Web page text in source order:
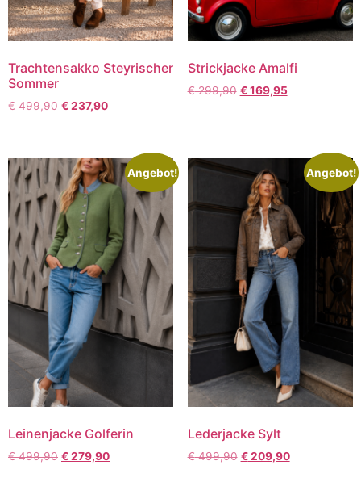
Trachtensakko Steyrischer
Sommer
€499,90 €237,90
Strickjacke Amalfi
€299,90 €169,95
Angebot!
Leinenjacke Golferin
€499,90 €279,90
Angebot!
Lederjacke Sylt
€499,90 €209,90